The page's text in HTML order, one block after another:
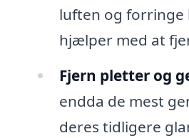
luften og forringe
hjælper med at
Fjern pletter og
endda de mest
deres tidligere